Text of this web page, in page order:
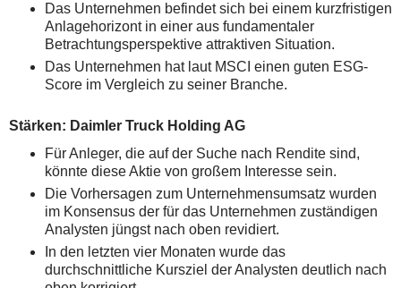
Das Unternehmen befindet sich bei einem kurzfristigen
Anlagehorizont in einer aus fundamentaler
Betrachtungsperspektive attraktiven Situation.
Das Unternehmen hat laut MSCI einen guten ESG-
Score im Vergleich zu seiner Branche.
Stärken: Daimler Truck Holding AG
Für Anleger, die auf der Suche nach Rendite sind,
könnte diese Aktie von großem Interesse sein.
Die Vorhersagen zum Unternehmensumsatz wurden
im Konsensus der für das Unternehmen zuständigen
Analysten jüngst nach oben revidiert.
In den letzten vier Monaten wurde das
durchschnittliche Kursziel der Analysten deutlich nach